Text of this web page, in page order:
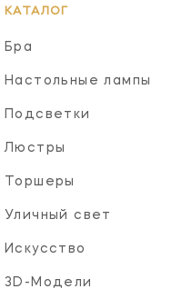
КАТАЛОГ
Бра
Настольные лампы
Подсветки
Люстры
Торшеры
Уличный свет
Искусство
3D-Модели